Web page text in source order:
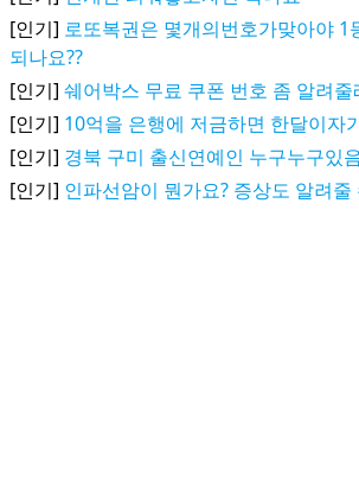
[인기] 로또복권은 몇개의번호가맞아야 1
되나요??
[인기] 쉐어박스 무료 쿠폰 번호 좀 알려줄
[인기] 10억을 은행에 저금하면 한달이자
[인기] 경북 구미 출신연예인 누구누구있
[인기] 인파선암이 뭔가요? 증상도 알려줄